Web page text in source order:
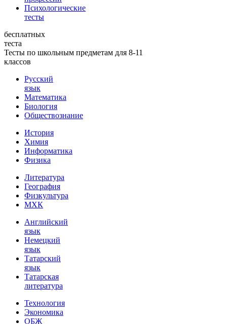
Психологические
тесты
бесплатных
теста
Тесты по школьным предметам для 8-11
классов
Русский
язык
Математика
Биология
Обществознание
История
Химия
Информатика
Физика
Литература
География
Физкультура
МХК
Английский
язык
Немецкий
язык
Татарский
язык
Татарская
литература
Технология
Экономика
ОБЖ